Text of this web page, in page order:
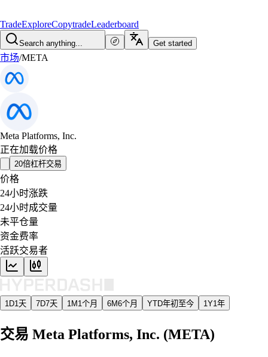
TradeExploreCopytradeLeaderboard
Search anything... Get started
市场/META
Meta Platforms, Inc.
正在加载价格
20倍杠杆交易
价格
24小时涨跌
24小时成交量
未平仓量
资金费率
活跃交易者
1D1天 7D7天 1M 1个月 6M6个月 YTD年初至今 1Y1年
交易 Meta Platforms, Inc. (META)